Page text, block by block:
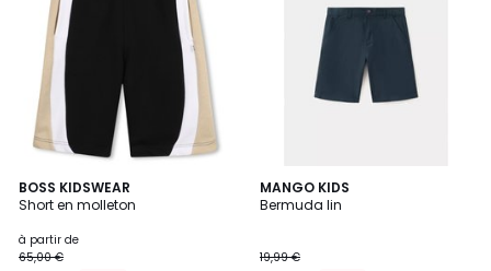
BOSS KIDSWEAR
Short en molleton
à partir de
65,00 €
3
Couleurs
MANGO KIDS
Bermuda lin
19,99 €